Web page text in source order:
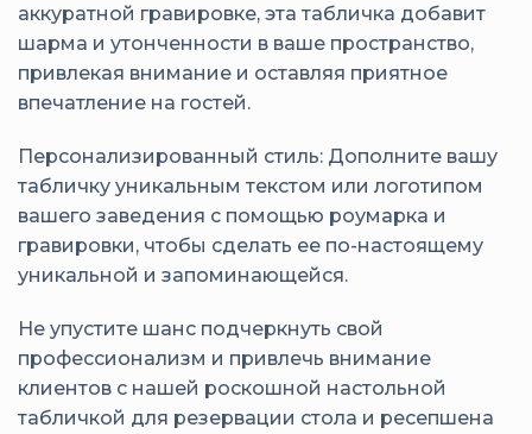
аккуратной гравировке, эта табличка добавит
шарма и утонченности в ваше пространство,
привлекая внимание и оставляя приятное
впечатление на гостей.
Персонализированный стиль: Дополните вашу
табличку уникальным текстом или логотипом
вашего заведения с помощью роумарка и
гравировки, чтобы сделать ее по-настоящему
уникальной и запоминающейся.
Не упустите шанс подчеркнуть свой
профессионализм и привлечь внимание
клиентов с нашей роскошной настольной
табличкой для резервации стола и ресепшена